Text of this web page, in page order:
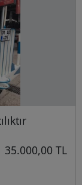
35.000,00 TL